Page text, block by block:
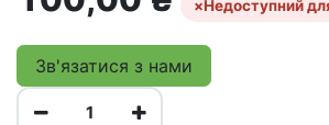
×Недоступний
Зв'язатися з нами